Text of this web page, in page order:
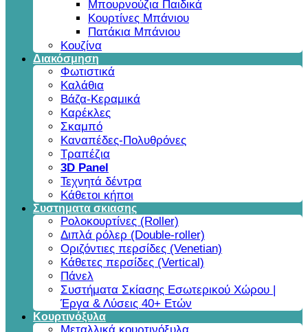
Μπουρνούζια Παιδικά
Κουρτίνες Μπάνιου
Πατάκια Μπάνιου
Κουζίνα
Διακόσμηση
Φωτιστικά
Καλάθια
Βάζα-Κεραμικά
Καρέκλες
Σκαμπό
Καναπέδες-Πολυθρόνες
Τραπέζια
3D Panel
Τεχνητά δέντρα
Κάθετοι κήποι
Συστηματα σκιασης
Ρολοκουρτίνες (Roller)
Διπλά ρόλερ (Double-roller)
Οριζόντιες περσίδες (Venetian)
Κάθετες περσίδες (Vertical)
Πάνελ
Συστήματα Σκίασης Εσωτερικού Χώρου |
Έργα & Λύσεις 40+ Ετών
Κουρτινόξυλα